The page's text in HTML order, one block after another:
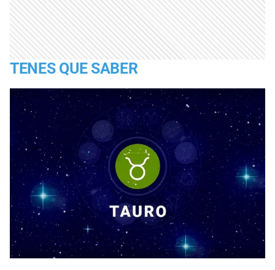
TENES QUE SABER